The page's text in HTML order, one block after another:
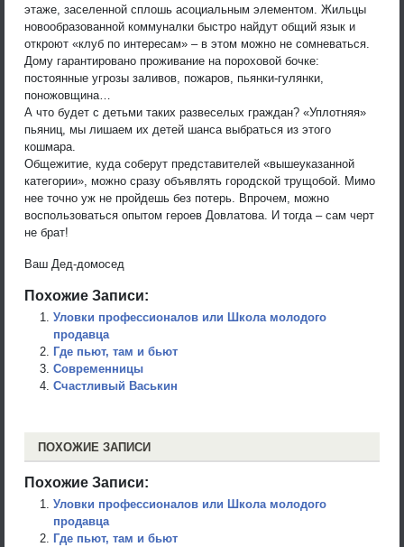
этаже, заселенной сплошь асоциальным элементом. Жильцы
новообразованной коммуналки быстро найдут общий язык и
откроют «клуб по интересам» – в этом можно не сомневаться.
Дому гарантировано проживание на пороховой бочке:
постоянные угрозы заливов, пожаров, пьянки-гулянки,
поножовщина…
А что будет с детьми таких развеселых граждан? «Уплотняя»
пьяниц, мы лишаем их детей шанса выбраться из этого
кошмара.
Общежитие, куда соберут представителей «вышеуказанной
категории», можно сразу объявлять городской трущобой. Мимо
нее точно уж не пройдешь без потерь. Впрочем, можно
воспользоваться опытом героев Довлатова. И тогда – сам черт
не брат!
Ваш Дед-домосед
Похожие Записи:
Уловки профессионалов или Школа молодого
продавца
Где пьют, там и бьют
Современницы
Счастливый Васькин
ПОХОЖИЕ ЗАПИСИ
Похожие Записи:
Уловки профессионалов или Школа молодого
продавца
Где пьют, там и бьют